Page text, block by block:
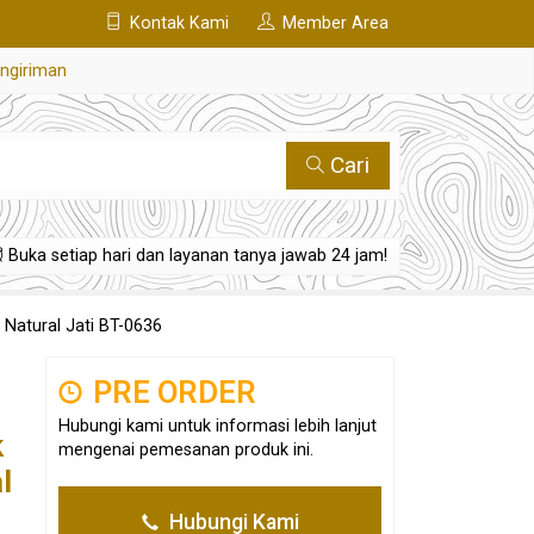
Kontak Kami Member Area
Cari
Buka setiap hari dan layanan tanya jawab 24 jam!
Jati BT-0636
PRE ORDER
Hubungi kami untuk informasi lebih lanjut
mengenai pemesanan produk ini.
Hubungi Kami